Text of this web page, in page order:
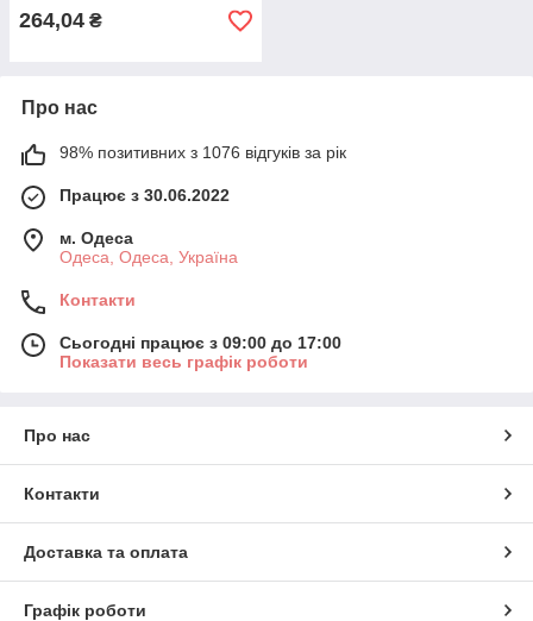
264,04 ₴
Про нас
98% позитивних з 1076 відгуків за рік
Працює з 30.06.2022
м. Одеса
Одеса, Одеса, Україна
Контакти
Сьогодні працює з 09:00 до 17:00
Показати весь графік роботи
Про нас
Контакти
Доставка та оплата
Графік роботи